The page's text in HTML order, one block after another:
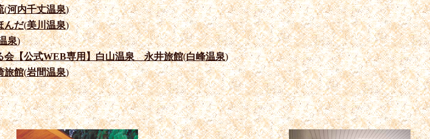
(河内千丈温泉)
んだ(美川温泉)
泉)
会【公式WEB専用】白山温泉 永井旅館(白峰温泉)
旅館(岩間温泉)